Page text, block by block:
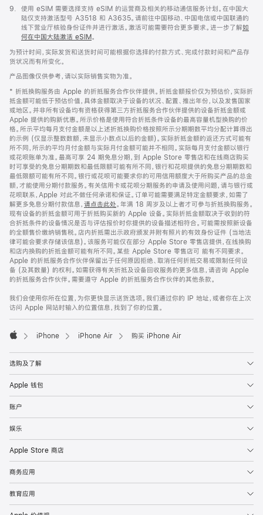
脚
9.
使用 eSIM 需要选择支持 eSIM 的运营商及相关的移动通信服务计划。在中国大
陆仅支持激活型号 A3518 和 A3635。请前往中国移动、中国电信或中国联通的
线下营业厅核验身份证件并进行激活。激活可能需要符合更多要求。进一步了解如
何在中国大陆激活 eSIM。
为预计时间，实际发货和送货时间可能根据你选择的付款方式、完成付款时间和产品存
货状况而有所变化。
产品图像仅供参考，请以实际销售实物为准。
* 折抵换购服务由 Apple 的折抵服务合作伙伴提供。折抵金额报价仅为预估价，实际折
抵金额可能低于预估价值，具体金额取决于设备的状况、配置、推出年份，以及发售国家
或地区。并非所有设备均有资格获得第三方折抵服务合作伙伴提供的设备折抵金额或
Apple 提供的购新优惠。所示价格是使用符合折抵条件设备的最高容量机型换购的价
格。所示平均每月支付金额是以上述折抵换购价格按照所示分期期数平均分配计算得出
的示例 (仅显示整数数额，未显示小数点以后的金额)。实际折抵金额的返还方式可能有
所不同，所示的平均月付金额与实际月付金额可能并不相同。实际每月支付金额以银行
或花呗账单为准。最高可享 24 期免息分期，到 Apple Store 零售店和在线商店购买
时可享受的免息分期期数和最低限额可能有所不同，银行和花呗提供的免息分期期数和
最低限额可能有所不同。银行或花呗可能要求你的可用信用额度大于所购买产品的总金
额，才能使用分期付款服务。有关信用卡或花呗分期服务的申请及使用问题，请与银行或
花呗联系，Apple 对此不做任何承诺和保证。订单可能需要满足特定金额要求，如需了
解更多免息分期付款信息， 请点击此处。年满 18 周岁及以上者才可参与折抵换购服务。
现有设备的折抵金额可用于折抵购买新的 Apple 设备。实际折抵金额取决于收到的符
合折抵条件的设备情况是否与评估报价时你提供的设备描述相符合。可能需按照新设备
的全额售价缴纳销售税。店内折抵需出示政府颁发并附有照片的有效身份证件 (当地法
律可能会要求存储该信息)。该服务可能仅在部分 Apple Store 零售店提供，在线换购
和店内换购的折抵金额可能有所不同。某些 Apple Store 零售店可 能有不同要求。
Apple 的折抵服务合作伙伴保留出于任何原因拒绝、取消任何折抵交易或限制任何设
备 (及其数量) 的权利。如需获得有关折抵及设备回收服务的更多信息，请咨询 Apple
的折抵服务合作伙伴。需要遵守 Apple 的折抵服务合作伙伴的其他条款。
我们会使用你所在位置，为你更快显示送货选项。我们通过你的 IP 地址，或者你在上次
访问 Apple 网站时输入的位置信息，找到了你的位置。
iPhone iPhone Air 购买 iPhone Air
选购及了解
Apple 钱包
账户
娱乐
Apple Store 商店
商务应用
教育应用